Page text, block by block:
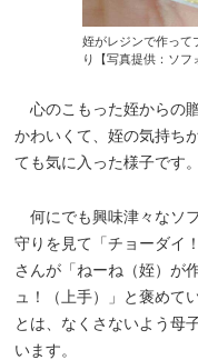
姪がレジンで作って
り【写真提供：ソフ
心のこもった姪からの
かわいくて、姪の気持ち
ても気に入った様子です。
何にでも興味津々なソ
守りを見て「チョーダイ
さんが「ねーね（姪）が
ュ！（上手）」と褒めて
とは、なくさないよう母
います。